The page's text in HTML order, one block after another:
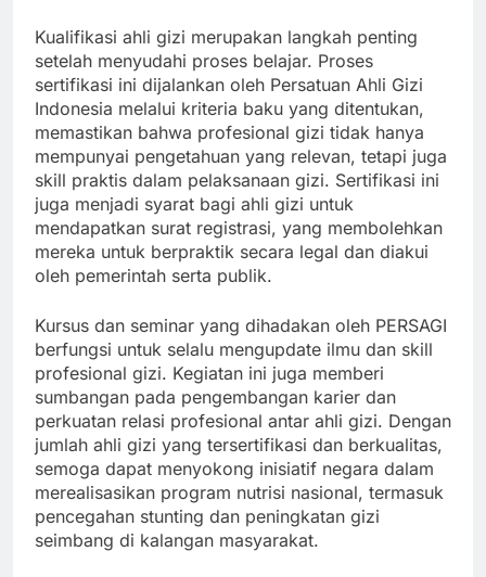
Kualifikasi ahli gizi merupakan langkah penting
setelah menyudahi proses belajar. Proses
sertifikasi ini dijalankan oleh Persatuan Ahli Gizi
Indonesia melalui kriteria baku yang ditentukan,
memastikan bahwa profesional gizi tidak hanya
mempunyai pengetahuan yang relevan, tetapi juga
skill praktis dalam pelaksanaan gizi. Sertifikasi ini
juga menjadi syarat bagi ahli gizi untuk
mendapatkan surat registrasi, yang membolehkan
mereka untuk berpraktik secara legal dan diakui
oleh pemerintah serta publik.
Kursus dan seminar yang dihadakan oleh PERSAGI
berfungsi untuk selalu mengupdate ilmu dan skill
profesional gizi. Kegiatan ini juga memberi
sumbangan pada pengembangan karier dan
perkuatan relasi profesional antar ahli gizi. Dengan
jumlah ahli gizi yang tersertifikasi dan berkualitas,
semoga dapat menyokong inisiatif negara dalam
merealisasikan program nutrisi nasional, termasuk
pencegahan stunting dan peningkatan gizi
seimbang di kalangan masyarakat.